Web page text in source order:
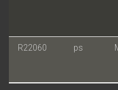
R22060 ps